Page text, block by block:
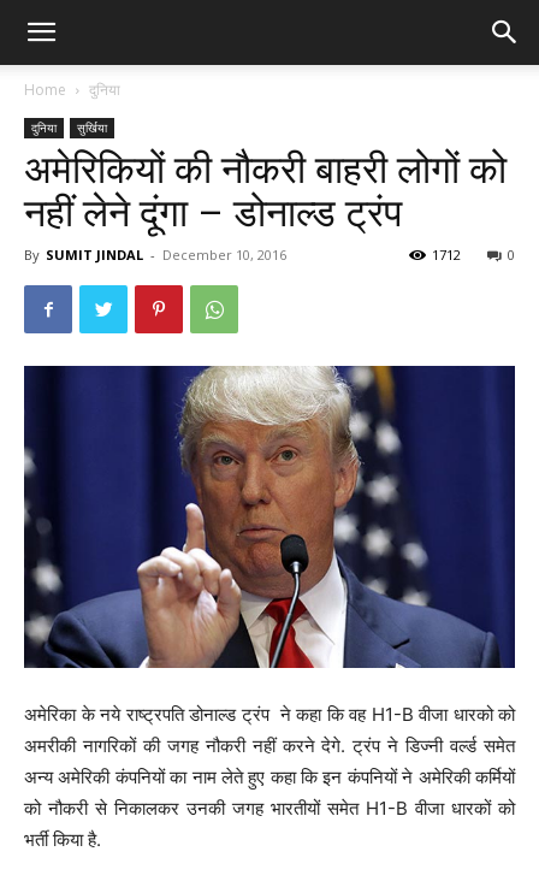
Home दुनिया
दुनिया सुर्खिया
अमेरिकियों की नौकरी बाहरी लोगों को
नहीं लेने दूंगा – डोनाल्ड ट्रंप
By SUMIT JINDAL - December 10, 2016 0
1712
अमेरिका के नये राष्ट्रपति डोनाल्ड ट्रंप ने कहा कि वह H1-B वीजा धारको को
अमरीकी नागरिकों की जगह नौकरी नहीं करने देगे. ट्रंप ने डिज्नी वर्ल्ड समेत
अन्य अमेरिकी कंपनियों का नाम लेते हुए कहा कि इन कंपनियों ने अमेरिकी कर्मियों
को नौकरी से निकालकर उनकी जगह भारतीयों समेत H1-B वीजा धारकों को
भर्ती किया है.